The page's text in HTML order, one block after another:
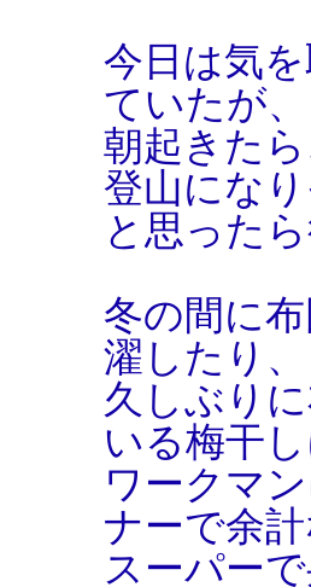
今日は気
ていたが、
朝起きた
登山にな
と思った
冬の間に
濯したり、
久しぶり
いる梅干
ワークマ
ナーで余
スーパー